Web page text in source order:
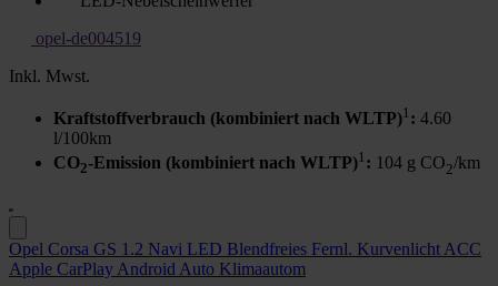
opel-de004519
Inkl. Mwst.
Kraftstoffverbrauch (kombiniert nach WLTP)1 : 4.60
l/100km
CO2-Emission (kombiniert nach WLTP)1 : 104 g CO2/km
Opel Corsa GS 1.2 Navi LED Blendfreies Fernl. Kurvenlicht ACC
Apple CarPlay Android Auto Klimaautom